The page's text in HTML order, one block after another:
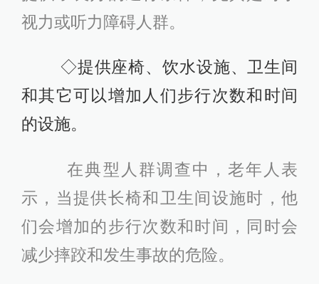
视力或听力障碍人群。
◇提供座椅、饮水设施、卫生间
和其它可以增加人们步行次数和时间
的设施。
在典型人群调查中，老年人表
示，当提供长椅和卫生间设施时，他
们会增加的步行次数和时间，同时会
减少摔跤和发生事故的危险。